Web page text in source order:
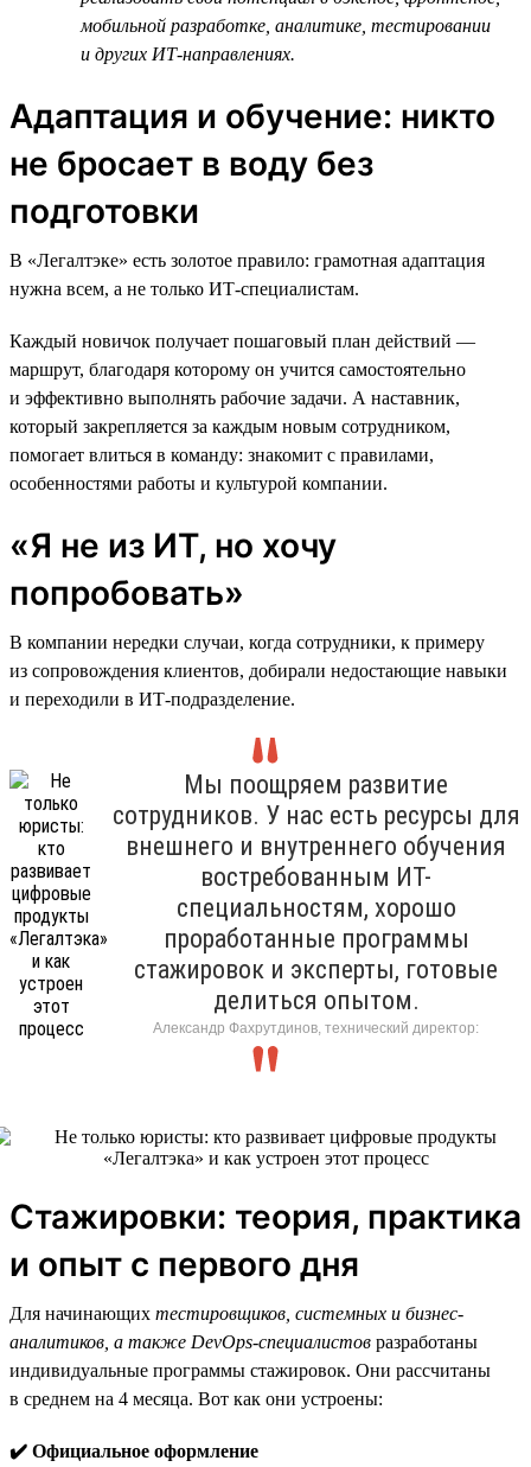
мобильной разработке, аналитике, тестировании
и других ИТ-направлениях.
Адаптация и обучение: никто
не бросает в воду без
подготовки
В «Легалтэке» есть золотое правило: грамотная адаптация
нужна всем, а не только ИТ-специалистам.
Каждый новичок получает пошаговый план действий —
маршрут, благодаря которому он учится самостоятельно
и эффективно выполнять рабочие задачи. А наставник,
который закрепляется за каждым новым сотрудником,
помогает влиться в команду: знакомит с правилами,
особенностями работы и культурой компании.
«Я не из ИТ, но хочу
попробовать»
В компании нередки случаи, когда сотрудники, к примеру
из сопровождения клиентов, добирали недостающие навыки
и переходили в ИТ-подразделение.
Мы поощряем развитие
сотрудников. У нас есть ресурсы для
внешнего и внутреннего обучения
востребованным ИТ-
специальностям, хорошо
проработанные программы
стажировок и эксперты, готовые
делиться опытом.
Александр Фахрутдинов, технический директор:
Стажировки: теория, практика
и опыт с первого дня
Для начинающих тестировщиков, системных и бизнес-
аналитиков, а также DevOps-специалистов разработаны
индивидуальные программы стажировок. Они рассчитаны
в среднем на 4 месяца. Вот как они устроены:
✔️ Официальное оформление